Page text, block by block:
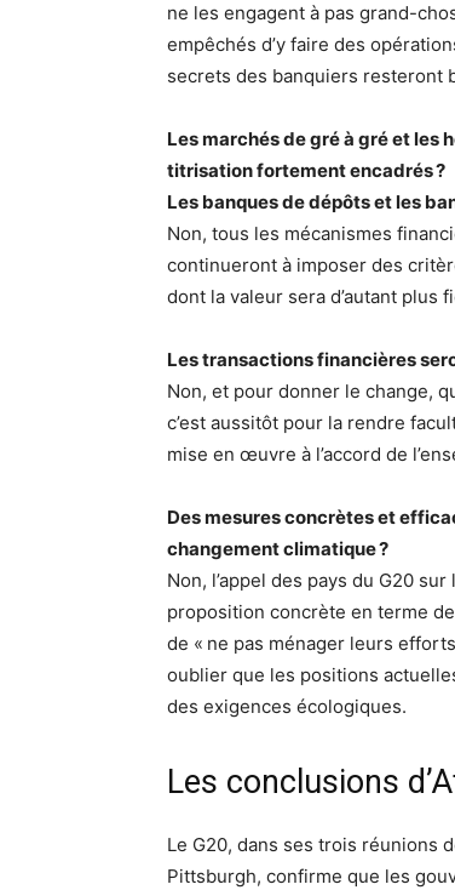
ne les engagent à pas grand-
empêchés d’y faire des
secrets des banquiers resteront
Les marchés de gré à gré et
titrisation fortement encadrés ?
Les banques de dépôts et les
Non, tous les mécanismes
continueront à imposer des
dont la valeur sera d’autant plus
Les transactions financières
Non, et pour donner le change,
c’est aussitôt pour la rendre
mise en œuvre à l’accord de
Des mesures concrètes et
changement climatique ?
Non, l’appel des pays du G20
proposition concrète en terme
de « ne pas ménager leurs
oublier que les positions
des exigences écologiques.
Les conclusions
Le G20, dans ses trois réunions
Pittsburgh, confirme que les